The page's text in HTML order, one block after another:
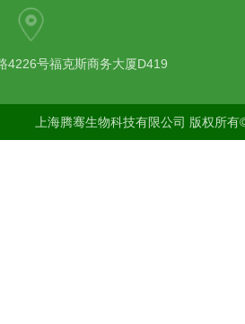
4226号福克斯商务大厦D419
上海腾骞生物科技有限公司 版权所